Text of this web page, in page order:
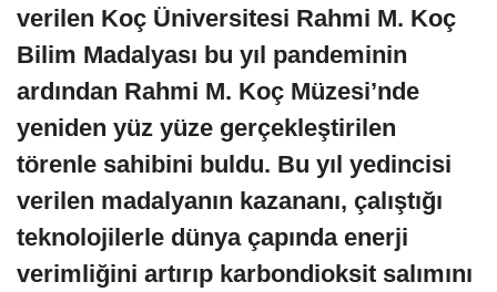
verilen Koç Üniversitesi Rahmi M. Koç
Bilim Madalyası bu yıl pandeminin
ardından Rahmi M. Koç Müzesi’nde
yeniden yüz yüze gerçekleştirilen
törenle sahibini buldu. Bu yıl yedincisi
verilen madalyanın kazananı, çalıştığı
teknolojilerle dünya çapında enerji
verimliğini artırıp karbondioksit salımını